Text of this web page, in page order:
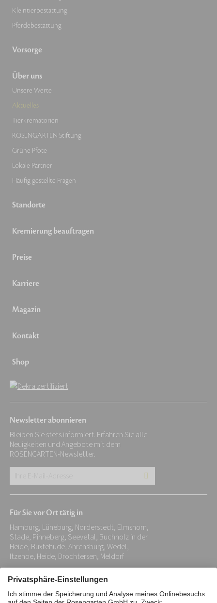
Kleintierbestattung
Pferdebestattung
Vorsorge
Über uns
Unsere Werte
Aktuelles
Tierkrematorien
ROSENGARTEN-Stiftung
Grüne Pfote
Lokale Partner
Häufig gestellte Fragen
Standorte
Kremierung beauftragen
Preise
Karriere
Magazin
Kontakt
Shop
Newsletter abonnieren
Bleiben Sie stets informiert. Erfahren Sie alle
Neuigkeiten und Angebote mit dem
ROSENGARTEN-Newsletter.
Adresse:
*
Für Sie vor Ort tätig in
Hamburg, Lüneburg, Norderstedt, Elmshorn,
Stade, Pinneberg, Seevetal, Buchholz in der
Heide, Buxtehude, Ahrensburg, Wedel,
Itzehoe, Heide, Drochtersen, Meldorf
Impressum Datenschutz Stiftung